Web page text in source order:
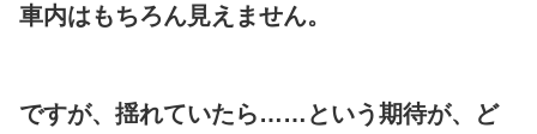
車内はもちろん見えません。
ですが、揺れていたら……という期待が、ど